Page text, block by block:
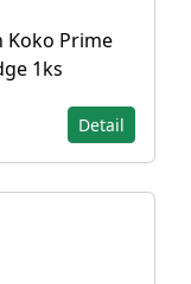
Koko Prime
1ks
Detail